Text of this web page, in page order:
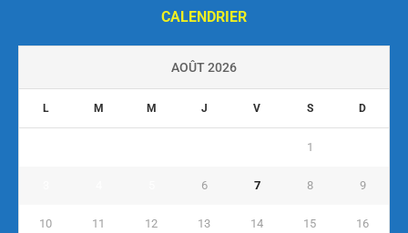
CALENDRIER
AOÛT 2026
L M M J V S D
1
6 7 8 9
10 11 12 13 14 15 16